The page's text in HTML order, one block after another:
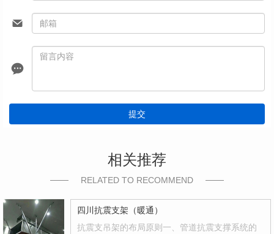
提交
相关推荐
RELATED TO RECOMMEND
四川抗震支架（暖通）
抗震支吊架的布局原则一、管道抗震支撑系统的